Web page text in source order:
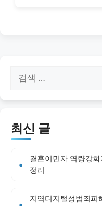
최신 글
결혼이민자 역량강
정리
지역디지털성범죄피